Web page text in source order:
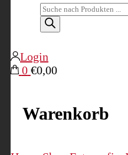
Products
search
Login
0 €0,00
Warenkorb